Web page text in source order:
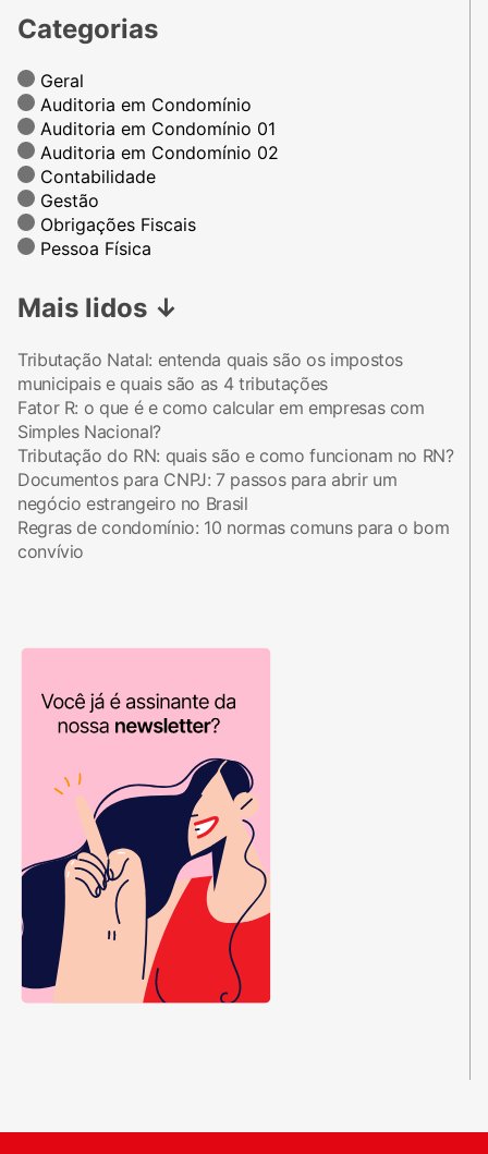
Categorias
Geral
Auditoria em Condomínio
Auditoria em Condomínio 01
Auditoria em Condomínio 02
Contabilidade
Gestão
Obrigações Fiscais
Pessoa Física
Mais lidos ↓
Tributação Natal: entenda quais são os impostos
municipais e quais são as 4 tributações
Fator R: o que é e como calcular em empresas com
Simples Nacional?
Tributação do RN: quais são e como funcionam no RN?
Documentos para CNPJ: 7 passos para abrir um
negócio estrangeiro no Brasil
Regras de condomínio: 10 normas comuns para o bom
convívio